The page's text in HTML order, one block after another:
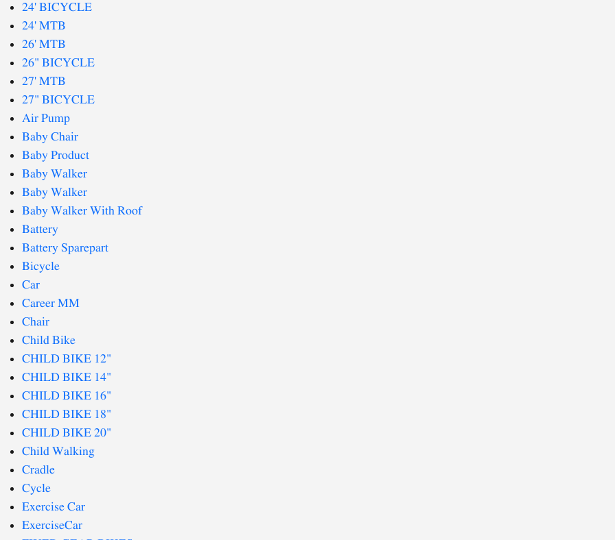
24' BICYCLE
24' MTB
26' MTB
26" BICYCLE
27' MTB
27" BICYCLE
Air Pump
Baby Chair
Baby Product
Baby Walker
Baby Walker
Baby Walker With Roof
Battery
Battery Sparepart
Bicycle
Car
Career MM
Chair
Child Bike
CHILD BIKE 12"
CHILD BIKE 14"
CHILD BIKE 16"
CHILD BIKE 18"
CHILD BIKE 20"
Child Walking
Cradle
Cycle
Exercise Car
ExerciseCar